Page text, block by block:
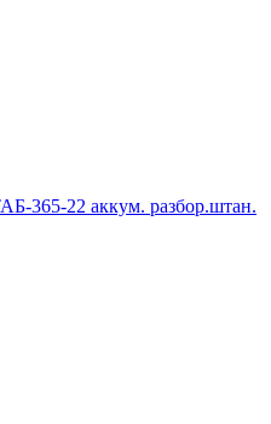
365-22 аккум. разбор.штан.